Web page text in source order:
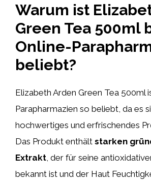
Warum ist
Green Tea 500ml
Online-
beliebt?
Elizabeth Arden Green Tea 500ml
Parapharmazien so beliebt, da es
hochwertiges und erfrischendes
Das Produkt enthält starken
Extrakt , der für seine
bekannt ist und der Haut